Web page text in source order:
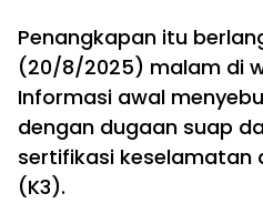
Penangkapan itu
(20/8/2025) malam di
Informasi awal
dengan dugaan suap
sertifikasi keselamatan
(K3).